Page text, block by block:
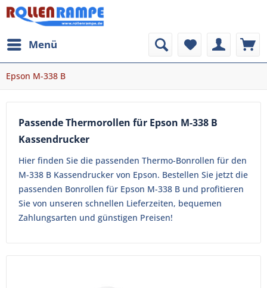
Menü
Epson M-338 B
Passende Thermorollen für Epson M-338 B
Kassendrucker
Hier finden Sie die passenden Thermo-Bonrollen für den
M-338 B Kassendrucker von Epson. Bestellen Sie jetzt die
passenden Bonrollen für Epson M-338 B und profitieren
Sie von unseren schnellen Lieferzeiten, bequemen
Zahlungsarten und günstigen Preisen!